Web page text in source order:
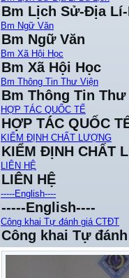
Bm Lịch Sử-Địa
Bm Ngữ Văn
Bm Ngữ Văn
Bm Xã Hội Học
Bm Xã Hội Học
Bm Thông Tin Thư Viện
Bm Thông Tin Thư
HỢP TÁC QUỐC TẾ
HỢP TÁC QUỐC
KIỂM ĐỊNH CHẤT LƯỢNG
KIỂM ĐỊNH CHẤT
LIÊN HỆ
LIÊN HỆ
-----English----
-----English----
Công khai Tự đánh giá CTĐT
Công khai Tự